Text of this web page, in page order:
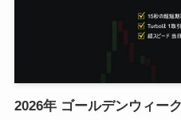
2026年 ゴールデンウィー